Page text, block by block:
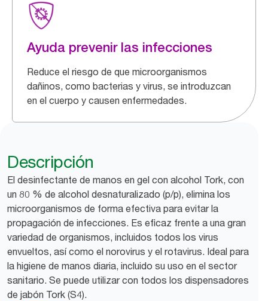
Ayuda prevenir las infecciones
Reduce el riesgo de que microorganismos
dañinos, como bacterias y virus, se introduzcan
en el cuerpo y causen enfermedades.
Descripción
El desinfectante de manos en gel con alcohol Tork, con
un 80 % de alcohol desnaturalizado (p/p), elimina los
microorganismos de forma efectiva para evitar la
propagación de infecciones. Es eficaz frente a una gran
variedad de organismos, incluidos todos los virus
envueltos, así como el norovirus y el rotavirus. Ideal para
la higiene de manos diaria, incluido su uso en el sector
sanitario. Se puede utilizar con todos los dispensadores
de jabón Tork (S4).